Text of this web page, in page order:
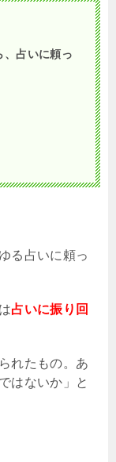
、占いに頼っ
る占いに頼っ
占いに振り回
れたもの。あ
はないか」と